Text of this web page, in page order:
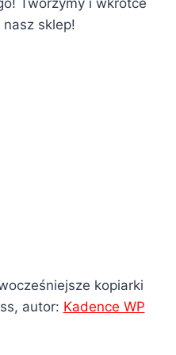
sklep!
kopiarki
autor: Kadence WP